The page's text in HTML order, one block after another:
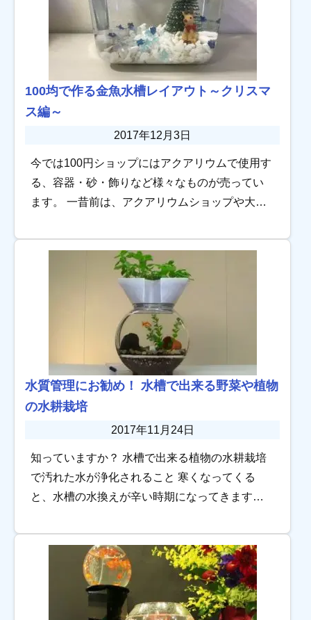
100均で作る金魚水槽レイアウト～クリスマ
ス編～
2017年12月3日
今では100円ショップにはアクアリウムで使用す
る、容器・砂・飾りなど様々なものが売ってい
ます。 一昔前は、アクアリウムショップや大き
えることが難しかったです。 手軽にアクアリウ
水質管理にお勧め！ 水槽で出来る野菜や植物
の水耕栽培
2017年11月24日
知っていますか？ 水槽で出来る植物の水耕栽培
で汚れた水が浄化されること 寒くなってくる
と、水槽の水換えが辛い時期になってきますよ
言えば、水槽で出来る植物の水耕栽培です！ 水